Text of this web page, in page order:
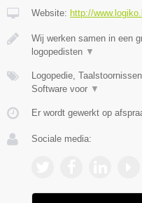
Website: http://
Wij werken samen in een
logopedisten ▼
Logopedie,
Software voor ▼
Er wordt gewerkt op
Sociale media: